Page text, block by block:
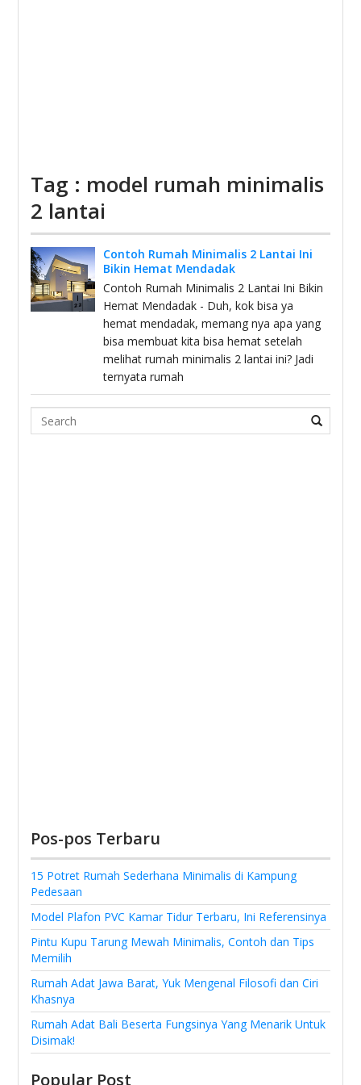
Tag : model rumah minimalis
2 lantai
Contoh Rumah Minimalis 2 Lantai Ini
Bikin Hemat Mendadak
Contoh Rumah Minimalis 2 Lantai Ini Bikin
Hemat Mendadak - Duh, kok bisa ya
hemat mendadak, memang nya apa yang
bisa membuat kita bisa hemat setelah
melihat rumah minimalis 2 lantai ini? Jadi
ternyata rumah
Search
Pos-pos Terbaru
15 Potret Rumah Sederhana Minimalis di Kampung
Pedesaan
Model Plafon PVC Kamar Tidur Terbaru, Ini Referensinya
Pintu Kupu Tarung Mewah Minimalis, Contoh dan Tips
Memilih
Rumah Adat Jawa Barat, Yuk Mengenal Filosofi dan Ciri
Khasnya
Rumah Adat Bali Beserta Fungsinya Yang Menarik Untuk
Disimak!
Popular Post